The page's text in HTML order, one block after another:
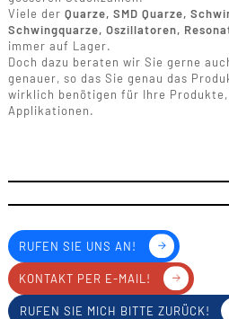
Viele der Quarze, SMD Quarze,
Schwingquarze, Oszillatoren,
immer auf Lager.
Doch dazu beraten wir Sie gerne
genauer, so das Sie genau das
wirklich benötigen für Ihre Produkte,
Applikationen.
RUFEN SIE UNS AN!
KONTAKT PER E-MAIL!
RUFEN SIE MICH BITTE ZURÜCK!